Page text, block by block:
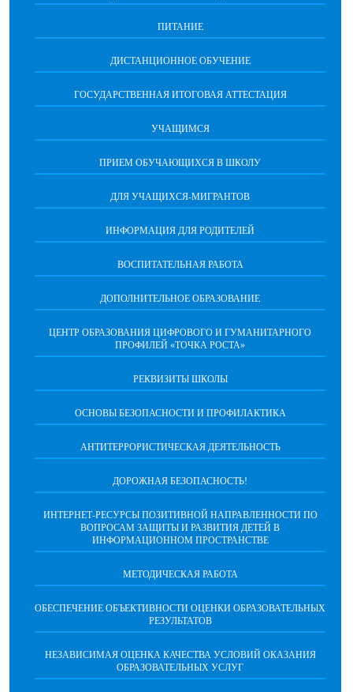
ПИТАНИЕ
ДИСТАНЦИОННОЕ ОБУЧЕНИЕ
ГОСУДАРСТВЕННАЯ ИТОГОВАЯ АТТЕСТАЦИЯ
УЧАЩИМСЯ
ПРИЕМ ОБУЧАЮЩИХСЯ В ШКОЛУ
ДЛЯ УЧАЩИХСЯ-МИГРАНТОВ
ИНФОРМАЦИЯ ДЛЯ РОДИТЕЛЕЙ
ВОСПИТАТЕЛЬНАЯ РАБОТА
ДОПОЛНИТЕЛЬНОЕ ОБРАЗОВАНИЕ
ЦЕНТР ОБРАЗОВАНИЯ ЦИФРОВОГО И ГУМАНИТАРНОГО
ПРОФИЛЕЙ «ТОЧКА РОСТА»
РЕКВИЗИТЫ ШКОЛЫ
ОСНОВЫ БЕЗОПАСНОСТИ И ПРОФИЛАКТИКА
АНТИТЕРРОРИСТИЧЕСКАЯ ДЕЯТЕЛЬНОСТЬ
ДОРОЖНАЯ БЕЗОПАСНОСТЬ!
ИНТЕРНЕТ-РЕСУРСЫ ПОЗИТИВНОЙ НАПРАВЛЕННОСТИ ПО
ВОПРОСАМ ЗАЩИТЫ И РАЗВИТИЯ ДЕТЕЙ В
ИНФОРМАЦИОННОМ ПРОСТРАНСТВЕ
МЕТОДИЧЕСКАЯ РАБОТА
ОБЕСПЕЧЕНИЕ ОБЪЕКТИВНОСТИ ОЦЕНКИ ОБРАЗОВАТЕЛЬНЫХ
РЕЗУЛЬТАТОВ
НЕЗАВИСИМАЯ ОЦЕНКА КАЧЕСТВА УСЛОВИЙ ОКАЗАНИЯ
ОБРАЗОВАТЕЛЬНЫХ УСЛУГ